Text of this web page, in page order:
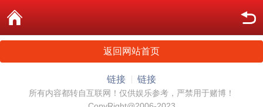
返回网站首页
链接 链接
所有内容都转自互联网！仅供娱乐参考，严禁用于赌博！